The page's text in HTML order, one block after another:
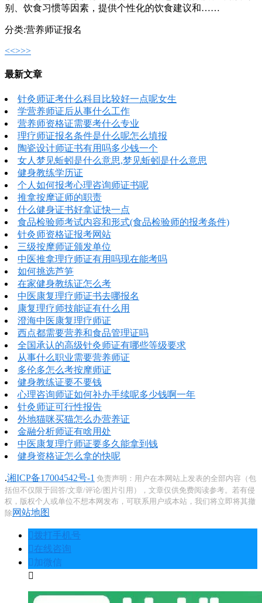
别、饮食习惯等因素，提供个性化的饮食建议和……
分类:营养师证报名
<<>>>
最新文章
针灸师证考什么科目比较好一点呢女生
学营养师证后从事什么工作
营养师资格证需要考什么专业
理疗师证报名条件是什么呢怎么填报
陶瓷设计师证书有用吗多少钱一个
女人梦见蚯蚓是什么意思,梦见蚯蚓是什么意思
健身教练学历证
个人如何报考心理咨询师证书呢
推拿按摩证师的职责
什么健身证书好拿证快一点
食品检验师考试内容和形式(食品检验师的报考条件)
针灸师资格证报考网站
三级按摩师证颁发单位
中医推拿理疗师证有用吗现在能考吗
如何挑选芦笋
在家健身教练证怎么考
中医康复理疗师证书去哪报名
康复理疗师技能证有什么用
澄海中医康复理疗师证
西点都需要营养和食品管理证吗
全国承认的高级针灸师证有哪些等级要求
从事什么职业需要营养师证
多伦多怎么考按摩师证
健身教练证要不要钱
心理咨询师证如何补办手续呢多少钱啊一年
针灸师证可行性报告
外地猫咪买猫怎么办营养证
金融分析师证有啥用处
中医康复理疗师证要多久能拿到钱
健身资格证怎么拿的快呢
.湘ICP备17004542号-1 免责声明：用户在本网站上发表的全部内容（包
括但不仅限于回答/文章/评论/图片引用），文章仅供免费阅读参考。若有侵
权，版权个人或单位不想本网发布，可联系用户或本站，我们将立即将其撤
除 网站地图
󦁁 拨打手机号
󦃡 在线咨询
󦘑 加微信
󧁡